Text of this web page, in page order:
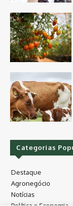
Categorias
Destaque
Agronegócio
Notícias